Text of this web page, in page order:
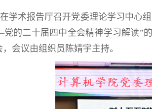
学术报告厅召开党委理论学习中心
的二十届四中全会精神学习解读”
会议由组织员陈婧宇主持。